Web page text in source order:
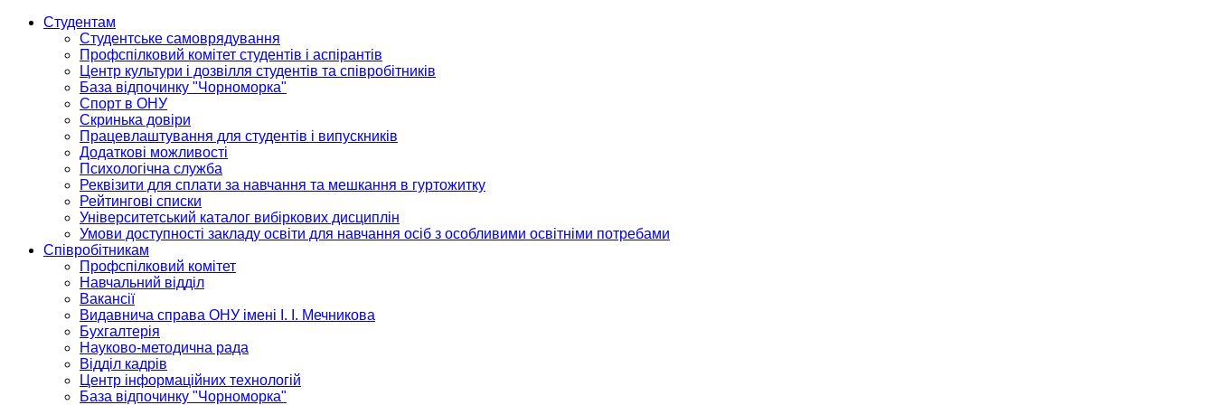
Студентам
Студентське самоврядування
Профспілковий комітет студентів і аспірантів
Центр культури і дозвілля студентів та співробітників
База відпочинку "Чорноморка"
Спорт в ОНУ
Скринька довіри
Працевлаштування для студентів і випускників
Додаткові можливості
Психологічна служба
Реквізити для сплати за навчання та мешкання в гуртожитку
Рейтингові списки
Університетський каталог вибіркових дисциплін
Умови доступності закладу освіти для навчання осіб з особливими освітніми потребами
Співробітникам
Профспілковий комітет
Навчальний відділ
Вакансії
Видавнича справа ОНУ імені І. І. Мечникова
Бухгалтерія
Науково-методична рада
Відділ кадрів
Центр інформаційних технологій
База відпочинку "Чорноморка"